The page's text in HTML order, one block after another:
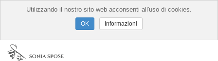
Utilizzando il nostro sito web acconsenti all'uso di cookies.
Informazioni